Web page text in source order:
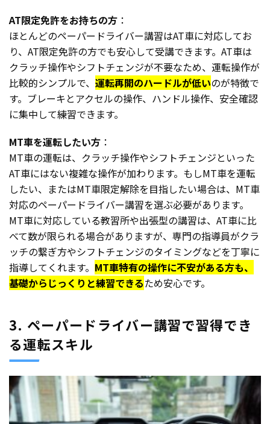
AT限定免許をお持ちの方 ：
ほとんどのペーパードライバー講習はAT車に対応してお
り、AT限定免許の方でも安心して受講できます。AT車は
クラッチ操作やシフトチェンジが不要なため、運転操作が
比較的シンプルで、 運転再開のハードルが低いのが特徴で
す。ブレーキとアクセルの操作、ハンドル操作、安全確認
に集中して練習できます。
MT車を運転したい方 ：
MT車の運転は、クラッチ操作やシフトチェンジといった
AT車にはない複雑な操作が加わります。もしMT車を運転
したい、またはMT車限定解除を目指したい場合は、MT車
対応のペーパードライバー講習を選ぶ必要があります。
MT車に対応している教習所や出張型の講習は、AT車に比
べて数が限られる場合がありますが、専門の指導員がクラ
ッチの繋ぎ方やシフトチェンジのタイミングなどを丁寧に
指導してくれます。 MT車特有の操作に不安がある方も、
基礎からじっくりと練習できるため安心です。
3. ペーパードライバー講習で習得でき
る運転スキル